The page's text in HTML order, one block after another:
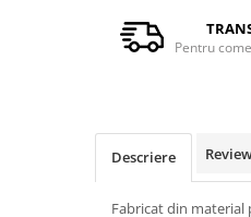
Pentru
Descriere
Fabricat din